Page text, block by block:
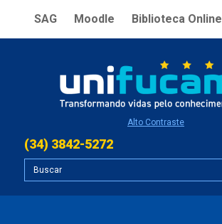
SAG Moodle Biblioteca Online
Alto Contraste
(34) 3842-5272